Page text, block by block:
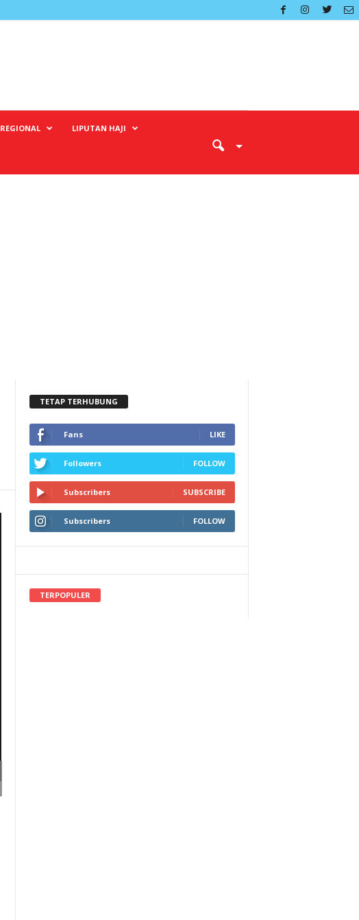
REGIONAL LIPUTAN HAJI
TETAP TERHUBUNG
Fans LIKE
Followers FOLLOW
Subscribers SUBSCRIBE
Subscribers FOLLOW